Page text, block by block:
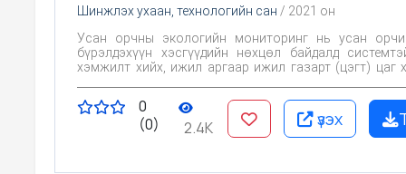
Шинжлэх ухаан, технологийн сан / 2021 он
Усан орчны экологийн мониторинг нь усан
бүрэлдэхүүн хэсгүүдийн нөхцөл байдалд
хэмжилт хийх, ижил аргаар ижил газарт (цэгт) цаг
зохистой ашиглахад авч хэрэгжүүлэх арга
болно. Энэхүү сэдэвт ажлын зорилго нь
ажиллагааны нөлөөлөлд өндөр эрсдэлтэй голын
0
(0)
2.4K үзэх